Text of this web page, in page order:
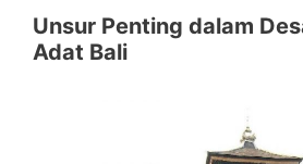
Unsur Penting dalam
Adat Bali